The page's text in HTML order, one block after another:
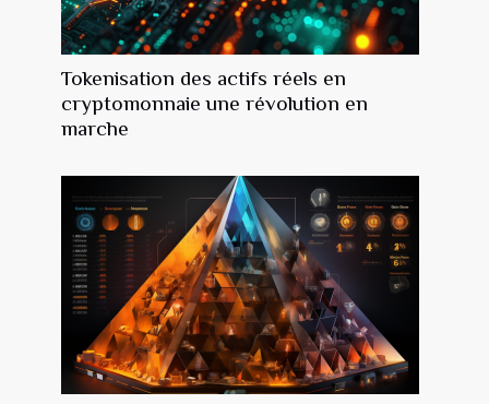
Tokenisation des actifs réels en
cryptomonnaie une révolution en
marche